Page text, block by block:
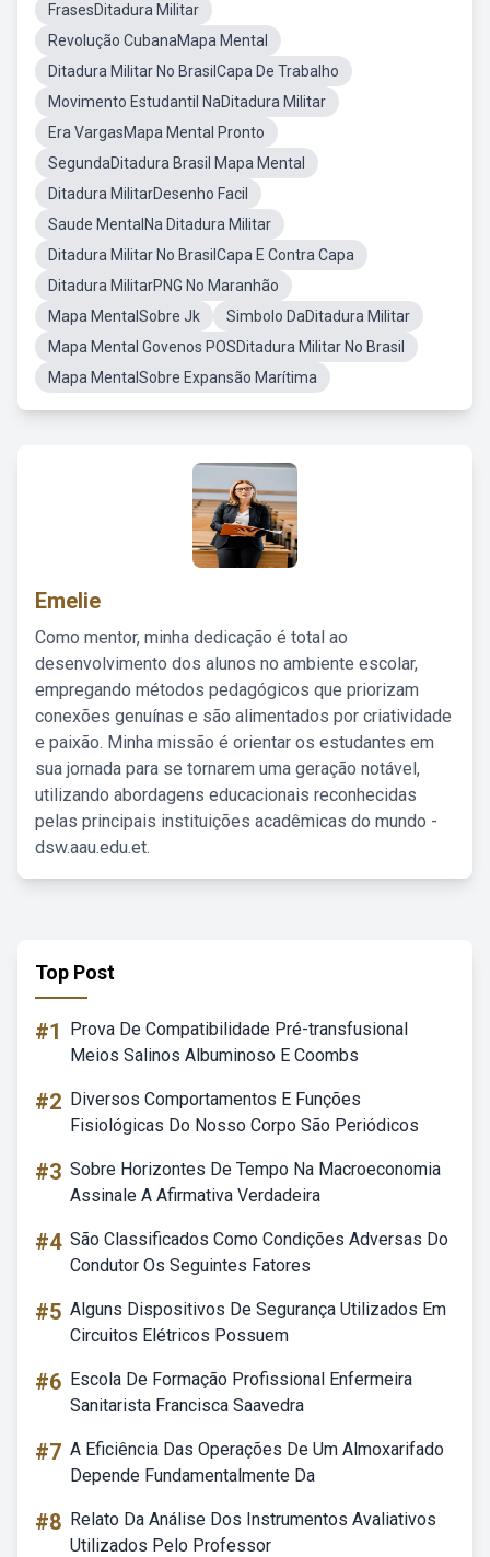
FrasesDitadura Militar
Revolução CubanaMapa Mental
Ditadura Militar No BrasilCapa De Trabalho
Movimento Estudantil NaDitadura Militar
Era VargasMapa Mental Pronto
SegundaDitadura Brasil Mapa Mental
Ditadura MilitarDesenho Facil
Saude MentalNa Ditadura Militar
Ditadura Militar No BrasilCapa E Contra Capa
Ditadura MilitarPNG No Maranhão
Mapa MentalSobre Jk
Simbolo DaDitadura Militar
Mapa Mental Govenos POSDitadura Militar No Brasil
Mapa MentalSobre Expansão Marítima
Emelie
Como mentor, minha dedicação é total ao
desenvolvimento dos alunos no ambiente escolar,
empregando métodos pedagógicos que priorizam
conexões genuínas e são alimentados por criatividade
e paixão. Minha missão é orientar os estudantes em
sua jornada para se tornarem uma geração notável,
utilizando abordagens educacionais reconhecidas
pelas principais instituições acadêmicas do mundo -
dsw.aau.edu.et.
Top Post
#1
Prova De Compatibilidade Pré-transfusional
Meios Salinos Albuminoso E Coombs
#2 Diversos Comportamentos E Funções
Fisiológicas Do Nosso Corpo São Periódicos
#3 Sobre Horizontes De Tempo Na Macroeconomia
Assinale A Afirmativa Verdadeira
#4 São Classificados Como Condições Adversas Do
Condutor Os Seguintes Fatores
#5 Alguns Dispositivos De Segurança Utilizados Em
Circuitos Elétricos Possuem
#6 Escola De Formação Profissional Enfermeira
Sanitarista Francisca Saavedra
#7 A Eficiência Das Operações De Um Almoxarifado
Depende Fundamentalmente Da
#8 Relato Da Análise Dos Instrumentos Avaliativos
Utilizados Pelo Professor